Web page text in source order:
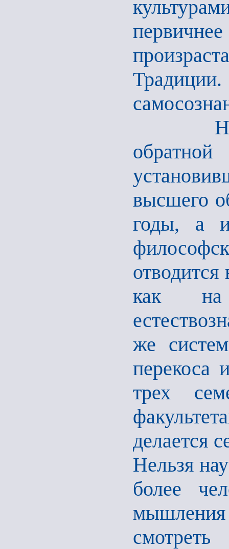
Но в
высшего
годы, а
отводится
как на
же
перекоса
трех
делается
Нельзя
более